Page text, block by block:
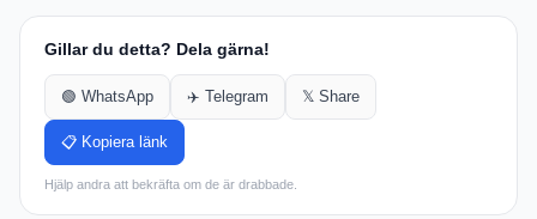
Gillar du detta? Dela gärna!
🟢 WhatsApp ✈️ Telegram 𝕏 Share
📋 Kopiera länk
Hjälp andra att bekräfta om de är drabbade.